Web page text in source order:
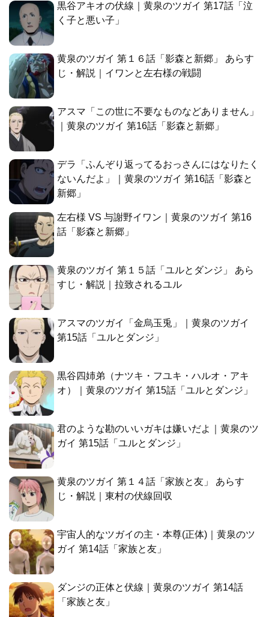
黒谷アキオの伏線｜黄泉のツガイ 第17話「泣
く子と悪い子」
黄泉のツガイ 第１６話「影森と新郷」 あらす
じ・解説｜イワンと左右様の戦闘
アスマ「この世に不要なものなどありません」
｜黄泉のツガイ 第16話「影森と新郷」
デラ「ふんぞり返ってるおっさんにはなりたく
ないんだよ」｜黄泉のツガイ 第16話「影森と
新郷」
左右様 VS 与謝野イワン｜黄泉のツガイ 第16
話「影森と新郷」
黄泉のツガイ 第１５話「ユルとダンジ」 あら
すじ・解説｜拉致されるユル
アスマのツガイ「金烏玉兎」｜黄泉のツガイ
第15話「ユルとダンジ」
黒谷四姉弟（ナツキ・フユキ・ハルオ・アキ
オ）｜黄泉のツガイ 第15話「ユルとダンジ」
君のような勘のいいガキは嫌いだよ｜黄泉のツ
ガイ 第15話「ユルとダンジ」
黄泉のツガイ 第１４話「家族と友」 あらす
じ・解説｜東村の伏線回収
宇宙人的なツガイの主・本尊(正体)｜黄泉のツ
ガイ 第14話「家族と友」
ダンジの正体と伏線｜黄泉のツガイ 第14話
「家族と友」